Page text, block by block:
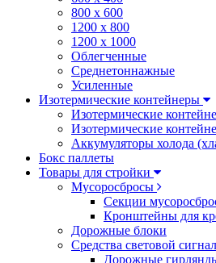
800 х 600
1200 х 800
1200 х 1000
Облегченные
Среднетоннажные
Усиленные
Изотермические контейнеры
Изотермические
Изотермические
Аккумуляторы холода
Бокс паллеты
Товары для стройки
Мусоросбросы
Секции
Кронштейны для
Дорожные блоки
Средства световой
Дорожные